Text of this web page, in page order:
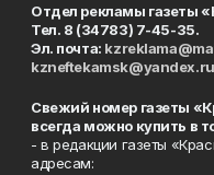
Отдел рекламы газеты
Тел. 8 (34783) 7-45-35.
Эл. почта:
kzneftekamsk@yandex.ru
Свежий номер газеты
всегда можно купить в
- в редакции газеты
адресам: